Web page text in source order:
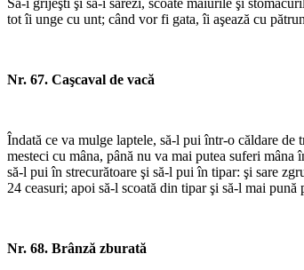
Să-i grijeşti şi să-i sărezi, scoate maiurile şi
tot îi unge cu unt; când vor fi gata, îi aşează cu
Nr. 67. Caşcaval de vacă
Îndată ce va mulge laptele, să-l pui într-o căldare de
mesteci cu mâna, până nu va mai putea suferi
să-l pui în strecurătoare şi să-l pui în tipar: şi sare
24 ceasuri; apoi să-l scoată din tipar şi să-l mai
Nr. 68. Brânză zburată